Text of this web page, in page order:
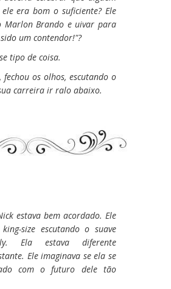
era bom o suficiente? Ele
Marlon Brando e uivar para
um contendor!"?
tipo de coisa.
os olhos, escutando o
carreira ir ralo abaixo.
estava bem acordado. Ele
size escutando o suave
Ela estava diferente
Ele imaginava se ela se
com o futuro dele tão